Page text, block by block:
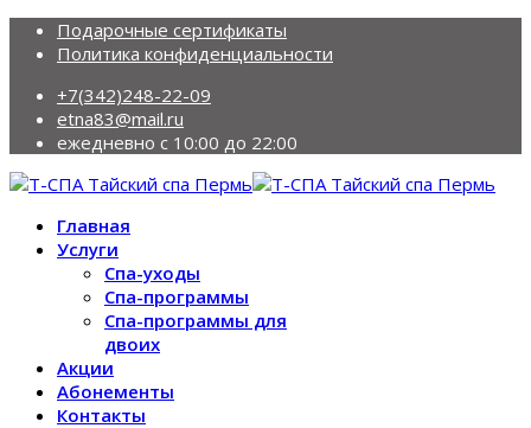
Подарочные сертификаты
Политика конфиденциальности
+7(342)248-22-09
etna83@mail.ru
ежедневно с 10:00 до 22:00
Главная
Услуги
Спа-уходы
Спа-программы
Спа-программы для
двоих
Акции
Абонементы
Контакты